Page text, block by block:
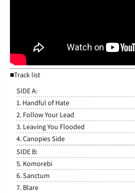
■Track list
SIDE A:
1. Handful of Hate
2. Follow Your Lead
3. Leaving You Flooded
4. Canopies Side
SIDE B:
5. Komorebi
6. Sanctum
7. Blare